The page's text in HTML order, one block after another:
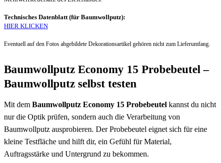
Technisches Datenblatt (für Baumwollputz):
HIER KLICKEN
Eventuell auf den Fotos abgebildete Dekorationsartikel gehören nicht zum Lieferumfang.
Baumwollputz Economy 15 Probebeutel –
Baumwollputz selbst testen
Mit dem Baumwollputz Economy 15 Probebeutel kannst du nicht
nur die Optik prüfen, sondern auch die Verarbeitung von
Baumwollputz ausprobieren. Der Probebeutel eignet sich für eine
kleine Testfläche und hilft dir, ein Gefühl für Material,
Auftragsstärke und Untergrund zu bekommen.